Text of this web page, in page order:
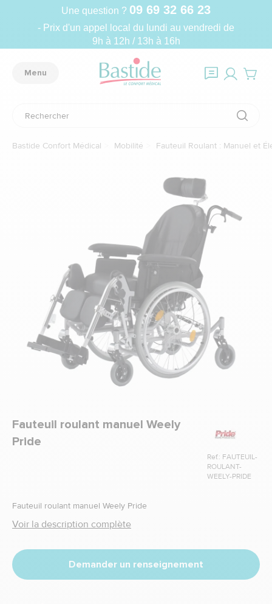
Une question ? 09 69 32 66 23
- Prix d'un appel local du lundi au vendredi de
9h à 12h / 13h à 16h
Menu
Bastide Confort Médical Mobilité Fauteuil Roulant : Manuel et
Fauteuil roulant manuel Weely
Pride
Ref.: FAUTEUIL-
ROULANT-
WEELY-PRIDE
Fauteuil roulant manuel Weely Pride
Voir la description complète
Demander un renseignement